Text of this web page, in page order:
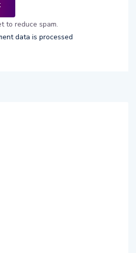
to reduce spam.
data is processed